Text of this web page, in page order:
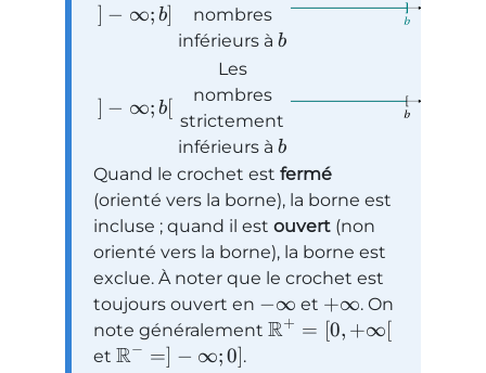
] − ∞; b]
nombres
inférieurs à b
] − ∞; b[
Les
nombres
strictement
inférieurs à b
Quand le crochet est fermé
(orienté vers la borne), la borne est
incluse ; quand il est ouvert (non
orienté vers la borne), la borne est
exclue. À noter que le crochet est
toujours ouvert en −∞ et +∞. On
note généralement R+ = [0, +∞[
et R− =] − ∞;0].